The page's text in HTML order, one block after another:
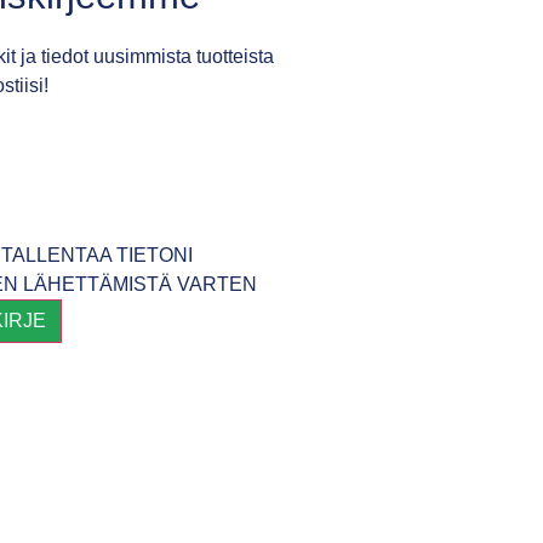
ja tiedot uusimmista tuotteista
TIETONI
LÄHETTÄMISTÄ VARTEN